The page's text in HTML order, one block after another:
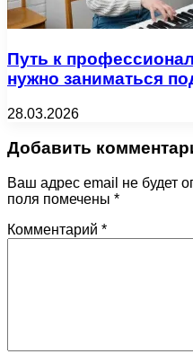
Путь к
нужно заниматься
28.03.2026
Добавить
Ваш адрес email не будет
поля помечены *
Комментарий *